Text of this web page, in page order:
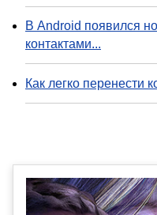
В Android появился
контактами...
Как легко перенести